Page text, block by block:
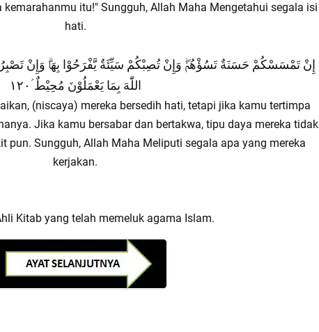
itu!" Sungguh, Allah Maha Mengetahui segala isi
hati.
إِنْ تَمْسَسْكُمْ حَسَنَةٌ تَسُؤْهُمْۖ وَإِنْ تُصِبْكُمْ سَيِّئَةٌ يَّفْرَحُوْا بِهَاۗ وَإِنْ
اللّٰهَ بِمَا يَعْمَلُوْنَ مُحِيْطٌ ؑ١٢٠
(niscaya) mereka bersedih hati, tetapi jika kamu tertimpa
Jika kamu bersabar dan bertakwa, tipu daya mereka tidak
pun. Sungguh, Allah Maha Meliputi segala apa yang mereka
kerjakan.
Kitab yang telah memeluk agama Islam.